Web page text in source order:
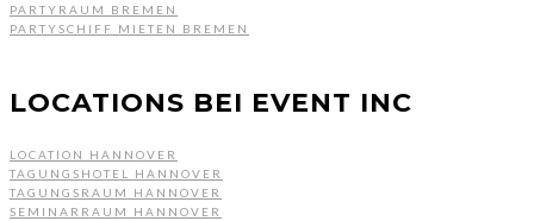
PARTYRAUM BREMEN
PARTYSCHIFF MIETEN BREMEN
LOCATIONS BEI EVENT INC
LOCATION HANNOVER
TAGUNGSHOTEL HANNOVER
TAGUNGSRAUM HANNOVER
SEMINARRAUM HANNOVER